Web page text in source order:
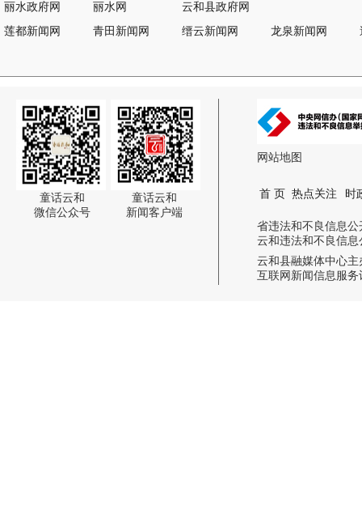
丽水政府网 丽水网
云和县政府网
莲都新闻网
青田新闻网 缙云新闻网 龙泉新闻网
童话云和
微信公众号
童话云和
新闻客户端
网站地图
首 页 热点关注 时
省违法和不良信息公
云和违法和不良信息
云和县融媒体中心
互联网新闻信息服务